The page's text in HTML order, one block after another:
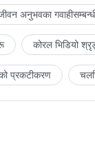
अनुभवका
कोरल भिडियो
प्रकटीकरण